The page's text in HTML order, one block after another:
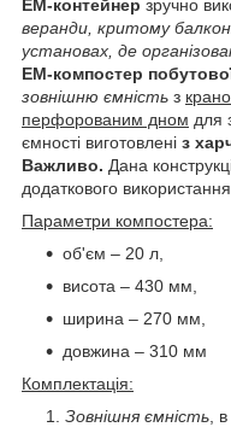
ЕМ-контейнер зручно
веранди, критому
установах, де
ЕМ-компостер
зовнішню ємність з
перфорованим дном для
ємності виготовлені з
Важливо. Дана
додаткового використання
Параметри компостера:
об'єм – 20 л,
висота – 430 мм,
ширина – 270 мм,
довжина – 310 мм
Комплектація:
Зовнішня ємність ,